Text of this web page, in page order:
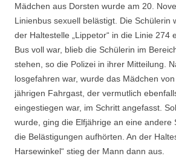
Mädchen aus Dorsten wurde am 20.
Linienbus sexuell belästigt. Die Schülerin
der Haltestelle „Lippetor“ in die Linie 274
Bus voll war, blieb die Schülerin im
stehen, so die Polizei in ihrer Mitteilung.
losgefahren war, wurde das Mädchen
jährigen Fahrgast, der vermutlich
eingestiegen war, im Schritt angefasst.
wurde, ging die Elfjährige an eine andere
die Belästigungen aufhörten. An der
Harsewinkel“ stieg der Mann dann aus.